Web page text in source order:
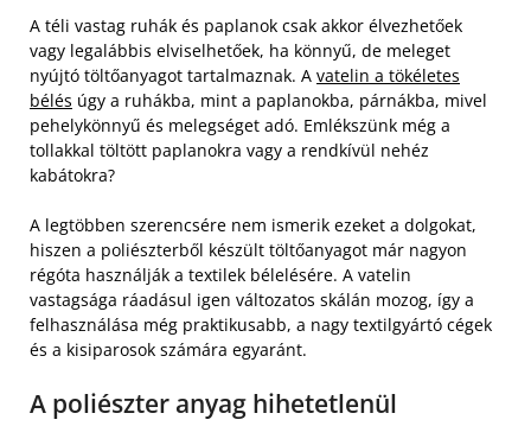
A téli vastag ruhák és paplanok csak akkor élvezhetőek
vagy legalábbis elviselhetőek, ha könnyű, de meleget
nyújtó töltőanyagot tartalmaznak. A vatelin a tökéletes
bélés úgy a ruhákba, mint a paplanokba, párnákba, mivel
pehelykönnyű és melegséget adó. Emlékszünk még a
tollakkal töltött paplanokra vagy a rendkívül nehéz
kabátokra?
A legtöbben szerencsére nem ismerik ezeket a dolgokat,
hiszen a poliészterből készült töltőanyagot már nagyon
régóta használják a textilek bélelésére. A vatelin
vastagsága ráadásul igen változatos skálán mozog, így a
felhasználása még praktikusabb, a nagy textilgyártó cégek
és a kisiparosok számára egyaránt.
A poliészter anyag hihetetlenül